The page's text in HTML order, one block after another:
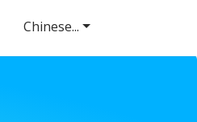
Chinese...